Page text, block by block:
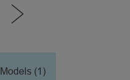
Models (1)